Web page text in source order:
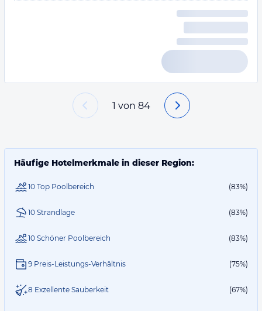
1 von 84
Häufige Hotelmerkmale in dieser Region:
10 Top Poolbereich (83%)
10 Strandlage (83%)
10 Schöner Poolbereich (83%)
9 Preis-Leistungs-Verhältnis (75%)
8 Exzellente Sauberkeit (67%)